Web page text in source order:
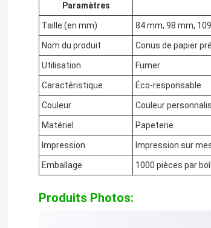
Paramètres
Taille (en mm) 84 mm, 98 mm,
Nom du produit Conus de papier
Utilisation Fumer
Caractéristique Éco-responsable
Couleur Couleur
Matériel Papeterie
Impression Impression sur
Emballage 1000 pièces par
Produits Photos: